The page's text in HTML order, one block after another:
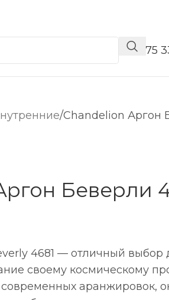
📞 +375
Chandelion Аргон
Беверли
4681 — отличный выбор
своему космическому
аранжировок,